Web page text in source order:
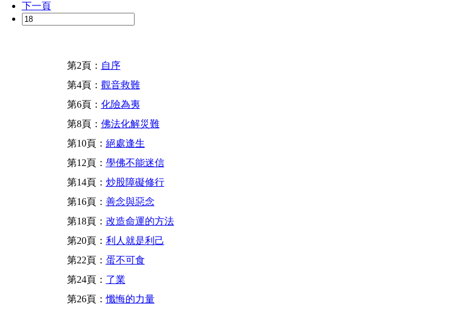
下一頁
第2頁： 自序
第4頁： 觀音救難
第6頁： 化險為夷
第8頁： 佛法化解災難
第10頁： 絕處逢生
第12頁： 學佛不能迷信
第14頁： 炒股障礙修行
第16頁： 善念與惡念
第18頁： 改造命運的方法
第20頁： 利人就是利己
第22頁： 蛋不可食
第24頁： 了業
第26頁：懺悔的力量